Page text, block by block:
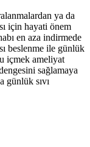
ya da
için hayati önem
en aza indirmede
beslenme ile günlük
içmek ameliyat
sağlamaya
günlük sıvı